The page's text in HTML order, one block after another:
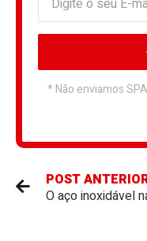
* Não enviamos
POST